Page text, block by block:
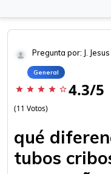
Pregunta por: J.
General
star star star star star_border 4.3/5
(11 Votos)
qué
tubos